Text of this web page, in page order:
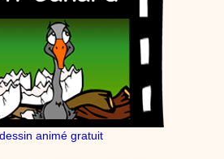
animé gratuit